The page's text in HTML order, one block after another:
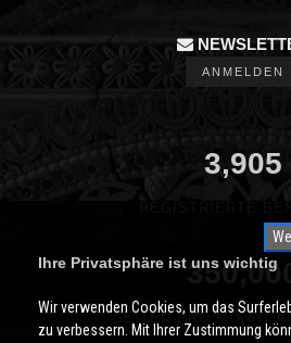
ANMELDEN
3,905
350,000
SEITEN PRO MONAT
Ihre Privatsphäre ist uns wichtig
Wir verwenden Cookies, um das
zu verbessern. Mit Ihrer Zustimmung